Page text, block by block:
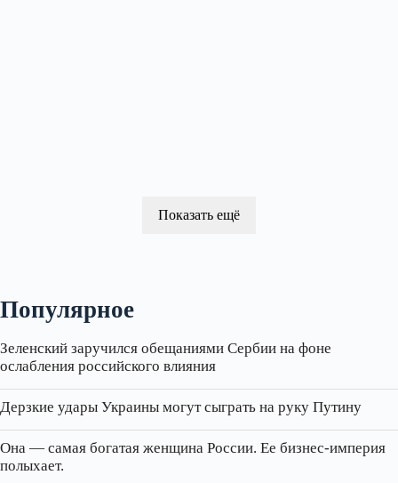
Показать ещё
Популярное
Зеленский заручился обещаниями Сербии на фоне
ослабления российского влияния
Дерзкие удары Украины могут сыграть на руку Путину
Она — самая богатая женщина России. Ее бизнес‑империя
полыхает.